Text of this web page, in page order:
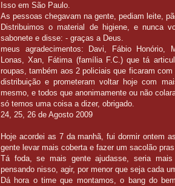
Isso em São Paulo.
As pessoas chegavam na gente, pediam leite,
Distribuimos o material de higiene, e nunca
sabonete e disse: - graças a Deus.
meus agradecimentos: Davi, Fábio Honório,
Lonas, Xan, Fátima (família F.C.) que tá
roupas, também aos 2 policiais que ficaram
distribuição e prometeram voltar hoje com
mesmo, e todos que anonimamente ou não
só temos uma coisa a dizer, obrigado.
24, 25, 26 de Agosto 2009
Hoje acordei as 7 da manhã, fui dormir ontem
gente levar mais coberta e fazer um sacolão
Tá foda, se mais gente ajudasse, seria
pensando nisso, agir, por menor que seja cada
Dá hora o time que montamos, o bang do